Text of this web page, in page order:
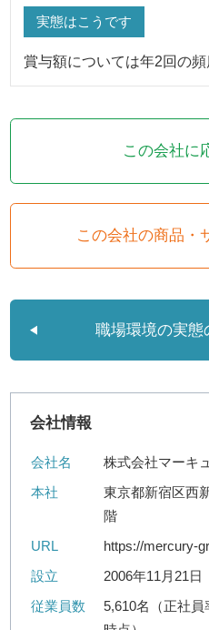
実態はこうです
賞与額については年2回の
この会社に
この会社の商品・
職場環境の実態
会社情報
会社名
株式会社マーキ
本社
東京都新宿区西
階
URL
https://mercury-
設立
2006年11月21日
従業員数
5,610名（正社員